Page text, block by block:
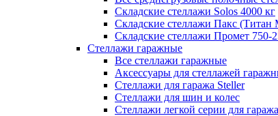
Складские стеллажи Solos 4000 кг
Складские стеллажи Пакс
Складские стеллажи Промет 750-
Стеллажи гаражные
Все стеллажи гаражные
Аксессуары для стеллажей
Стеллажи для гаража Steller
Стеллажи для шин и колес
Стеллажи легкой серии для